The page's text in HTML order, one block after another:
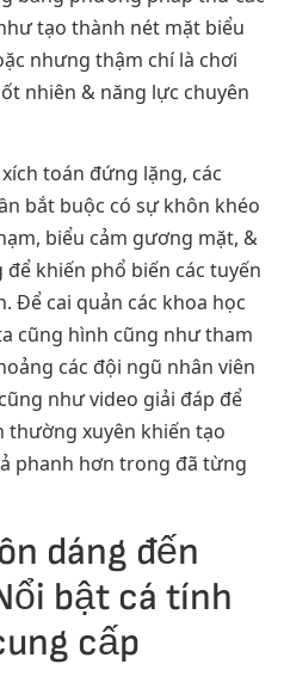
tạo thành nét mặt biểu
nhưng thậm chí là chơi
nhiên & năng lực chuyên
toán đứng lặng, các
bắt buộc có sự khôn khéo
biểu cảm gương mặt, &
khiến phổ biến các tuyến
Để cai quản các khoa học
cũng hình cũng như tham
các đội ngũ nhân viên
như video giải đáp để
thường xuyên khiến tạo
phanh hơn trong đã từng
dáng đến
bật cá tính
cấp